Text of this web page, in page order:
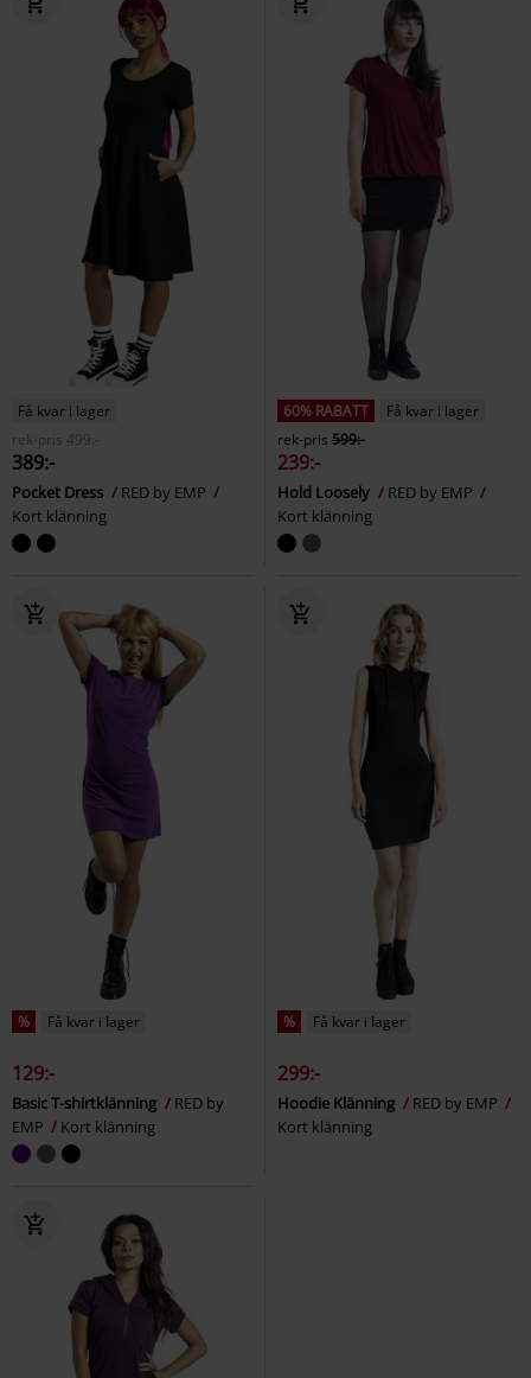
Få kvar i lager
rek-pris
499:-
389:-
Pocket Dress
RED by EMP
Kort klänning
60% RABATT
Få kvar i lager
rek-pris 599:-
239:-
Hold Loosely
RED by EMP
Kort klänning
% Få kvar i lager
129:-
Basic T-shirtklänning
RED by
EMP
Kort klänning
% Få kvar i lager
299:-
Hoodie Klänning
RED by EMP
Kort klänning